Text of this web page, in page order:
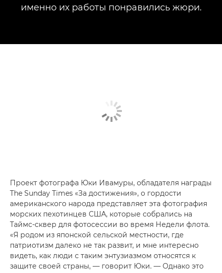
именно их работы понравились жюри.
Проект фотографа Юки Ивамуры, обладателя награды
The Sunday Times «За достижения», о гордости
американского народа представляет эта фотография
морских пехотинцев США, которые собрались на
Таймс-сквер для фотосессии во время Недели флота.
«Я родом из японской сельской местности, где
патриотизм далеко не так развит, и мне интересно
видеть, как люди с таким энтузиазмом относятся к
защите своей страны, — говорит Юки. — Однако это